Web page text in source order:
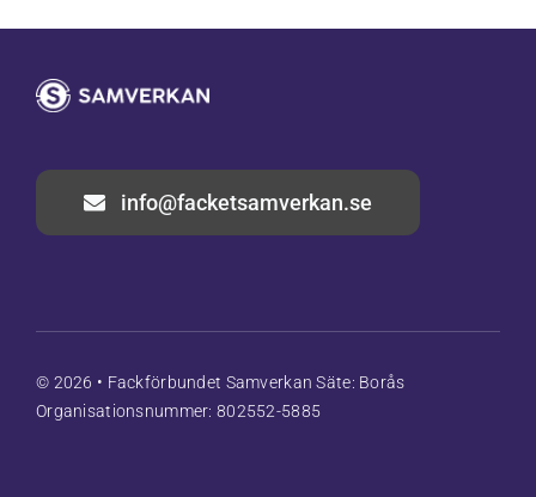
info@facketsamverkan.se
© 2026 • Fackförbundet Samverkan Säte: Borås
Organisationsnummer: 802552-5885